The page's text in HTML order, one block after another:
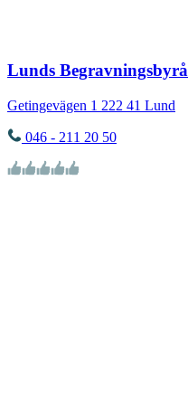
Lunds Begravningsbyrå
Getingevägen 1 222 41 Lund
046 - 211 20 50